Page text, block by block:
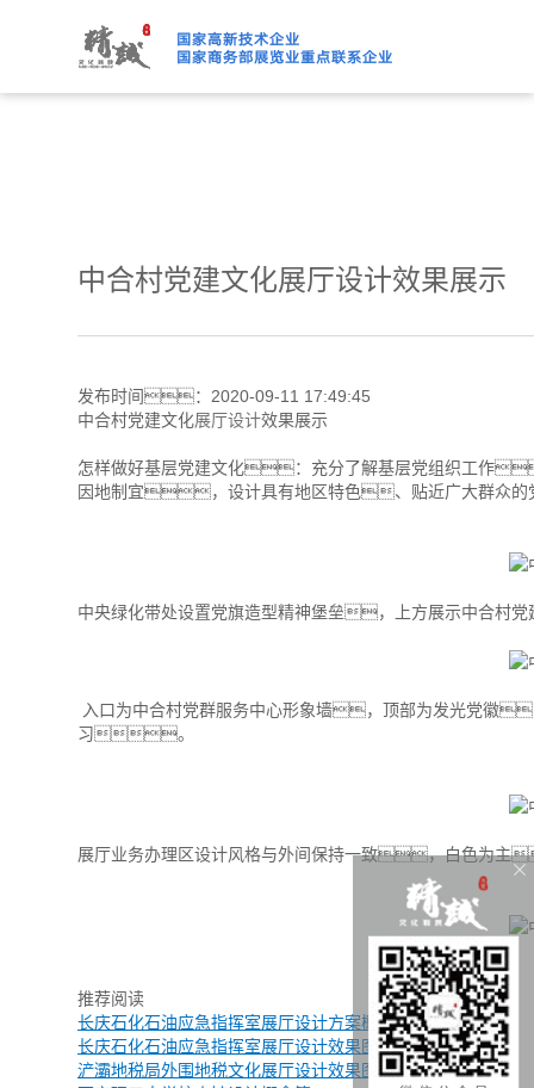
绿巨人下载免费观看,绿巨
中合村党建文化展厅设计效果展示
发布时间：2020-09-11 17:49:45
中合村党建文化展厅设计效果展示
怎样做好基层党建文化：充分了解基层党组织工作
因地制宜，设计具有地区特色、贴近广大群众
中央绿化带处设置党旗造型精神堡垒，上方展示中合
入口为中合村党群服务中心形象墙，顶部为发光党徽
习。
展厅业务办理区设计风格与外间保持一致，白色为
推荐阅读
长庆石化石油应急指挥室展厅设计方案概念篇
长庆石化石油应急指挥室展厅设计效果图
浐灞地税局外围地税文化展厅设计效果图